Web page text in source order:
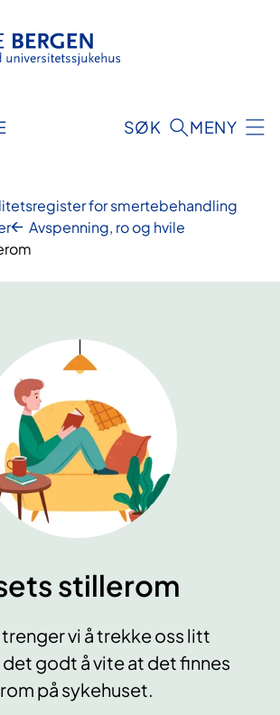
SØK MENY
for smertebehandling
Avspenning, ro og hvile
stillerom
vi å trekke oss litt
godt å vite at det finnes
på sykehuset.